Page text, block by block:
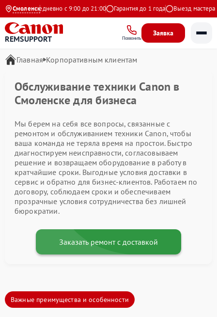
СмоленскЕжедневно с 9:00 до 21:00 Гарантия до 1 года Выезд мастера
REMSUPPORT Позвонить
Заявка
Главная Корпоративным клиентам
Обслуживание техники Canon в
Смоленске для бизнеса
Мы берем на себя все вопросы, связанные с
ремонтом и обслуживанием техники Canon, чтобы
ваша команда не теряла время на простои. Быстро
диагностируем неисправности, согласовываем
решение и возвращаем оборудование в работу в
кратчайшие сроки. Выгодные условия доставки в
сервис и обратно для бизнес-клиентов. Работаем по
договору, соблюдаем сроки и обеспечиваем
прозрачные условия сотрудничества без лишней
бюрократии.
Заказать ремонт с доставкой
Важные преимущества и особенности